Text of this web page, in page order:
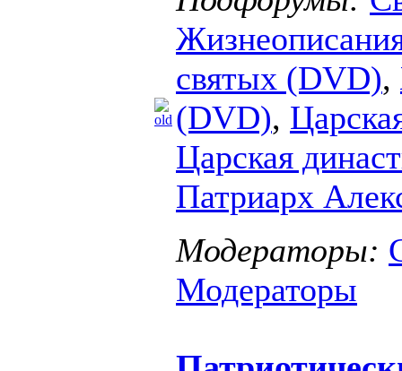
святых (DVD),
(DVD),
Царская
Патриарх
Модераторы:
Модераторы